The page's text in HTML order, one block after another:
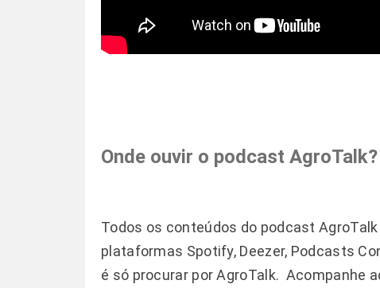
Onde ouvir o podcast AgroTalk?
Todos os conteúdos do podcast AgroTalk
plataformas Spotify, Deezer, Podcasts
é só procurar por AgroTalk. Acompanhe